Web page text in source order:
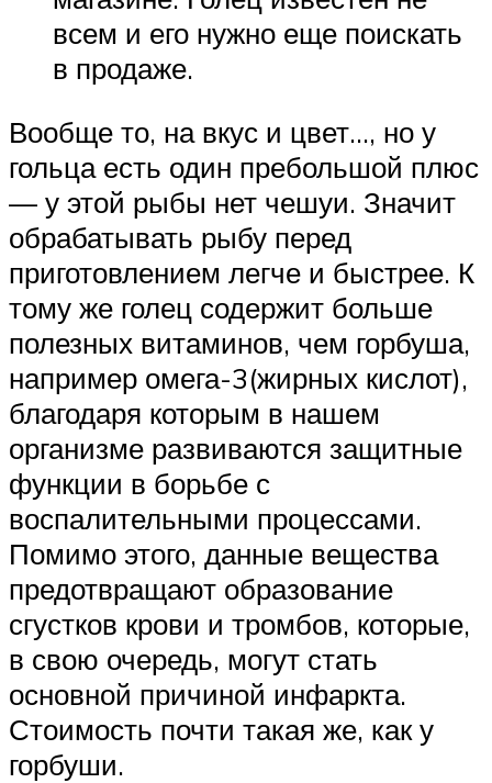
всем и его нужно еще поискать
в продаже.
Вообще то, на вкус и цвет…, но у
гольца есть один пребольшой плюс
— у этой рыбы нет чешуи. Значит
обрабатывать рыбу перед
приготовлением легче и быстрее. К
тому же голец содержит больше
полезных витаминов, чем горбуша,
например омега-3(жирных кислот),
благодаря которым в нашем
организме развиваются защитные
функции в борьбе с
воспалительными процессами.
Помимо этого, данные вещества
предотвращают образование
сгустков крови и тромбов, которые,
в свою очередь, могут стать
основной причиной инфаркта.
Стоимость почти такая же, как у
горбуши.